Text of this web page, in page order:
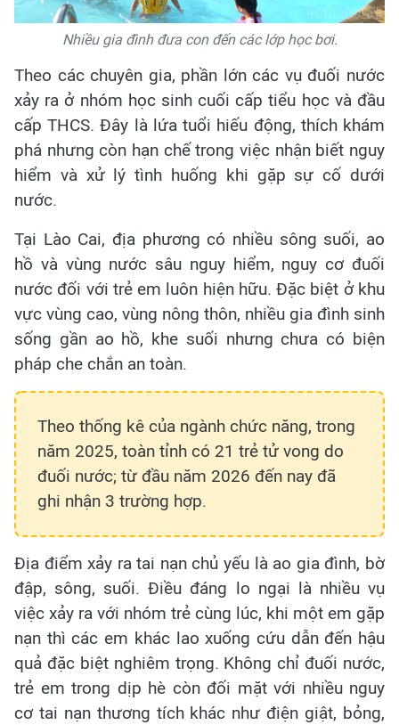
Nhiều gia đình đưa con đến các lớp học bơi.
Theo các chuyên gia, phần lớn các vụ đuối nước
xảy ra ở nhóm học sinh cuối cấp tiểu học và đầu
cấp THCS. Đây là lứa tuổi hiếu động, thích khám
phá nhưng còn hạn chế trong việc nhận biết nguy
hiểm và xử lý tình huống khi gặp sự cố dưới
nước.
Tại Lào Cai, địa phương có nhiều sông suối, ao
hồ và vùng nước sâu nguy hiểm, nguy cơ đuối
nước đối với trẻ em luôn hiện hữu. Đặc biệt ở khu
vực vùng cao, vùng nông thôn, nhiều gia đình sinh
sống gần ao hồ, khe suối nhưng chưa có biện
pháp che chắn an toàn.
Theo thống kê của ngành chức năng, trong
năm 2025, toàn tỉnh có 21 trẻ tử vong do
đuối nước; từ đầu năm 2026 đến nay đã
ghi nhận 3 trường hợp.
Địa điểm xảy ra tai nạn chủ yếu là ao gia đình, bờ
đập, sông, suối. Điều đáng lo ngại là nhiều vụ
việc xảy ra với nhóm trẻ cùng lúc, khi một em gặp
nạn thì các em khác lao xuống cứu dẫn đến hậu
quả đặc biệt nghiêm trọng. Không chỉ đuối nước,
trẻ em trong dịp hè còn đối mặt với nhiều nguy
cơ tai nạn thương tích khác như điện giật, bỏng,